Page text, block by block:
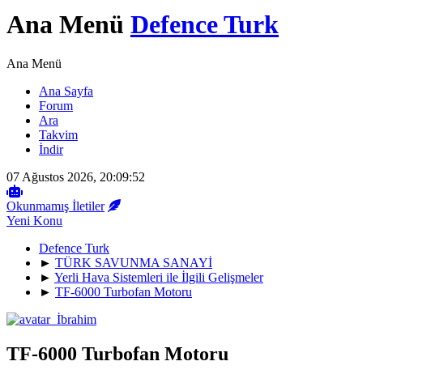
Ana Menü Defence Turk
Ana Menü
Ana Sayfa
Forum
Ara
Takvim
İndir
07 Ağustos 2026, 20:09:52
Okunmamış İletiler
Yeni Konu
Defence Turk
► TÜRK SAVUNMA SANAYİ
► Yerli Hava Sistemleri ile İlgili Gelişmeler
► TF-6000 Turbofan Motoru
TF-6000 Turbofan Motoru